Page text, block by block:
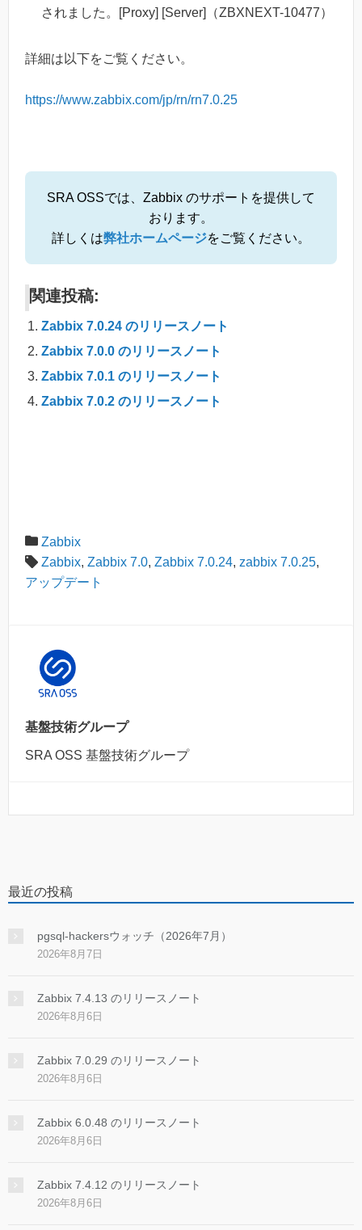
されました。[Proxy] [Server]（ZBXNEXT-10477）
詳細は以下をご覧ください。
https://www.zabbix.com/jp/rn/rn7.0.25
SRA OSSでは、Zabbix のサポートを提供して
おります。
詳しくは弊社ホームページをご覧ください。
関連投稿:
Zabbix 7.0.24 のリリースノート
Zabbix 7.0.0 のリリースノート
Zabbix 7.0.1 のリリースノート
Zabbix 7.0.2 のリリースノート
Zabbix
Zabbix, Zabbix 7.0, Zabbix 7.0.24, zabbix 7.0.25,
アップデート
基盤技術グループ
SRA OSS 基盤技術グループ
最近の投稿
pgsql-hackersウォッチ（2026年7月）
2026年8月7日
Zabbix 7.4.13 のリリースノート
2026年8月6日
Zabbix 7.0.29 のリリースノート
2026年8月6日
Zabbix 6.0.48 のリリースノート
2026年8月6日
Zabbix 7.4.12 のリリースノート
2026年8月6日